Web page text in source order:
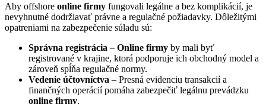
Aby offshore online firmy fungovali legálne a bez komplikácií, je
nevyhnutné dodržiavať právne a regulačné požiadavky. Dôležitými
opatreniami na zabezpečenie súladu sú:
Správna registrácia – Online firmy by mali byť
registrované v krajine, ktorá podporuje ich obchodný model a
zároveň spĺňa regulačné normy.
Vedenie účtovníctva – Presná evidenciu transakcií a
finančných operácií pomáha zabezpečiť legálnu prevádzku
online firmy.